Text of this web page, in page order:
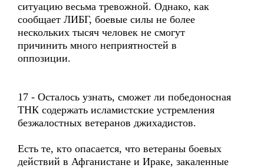
ситуацию весьма тревожной. Однако, как
сообщает ЛИБГ, боевые силы не более
нескольких тысяч человек не смогут
причинить много неприятностей в
оппозиции.
17 - Осталось узнать, сможет ли победоносная
ТНК содержать исламистские устремления
безжалостных ветеранов джихадистов.
Есть те, кто опасается, что ветераны боевых
действий в Афганистане и Ираке, закаленные